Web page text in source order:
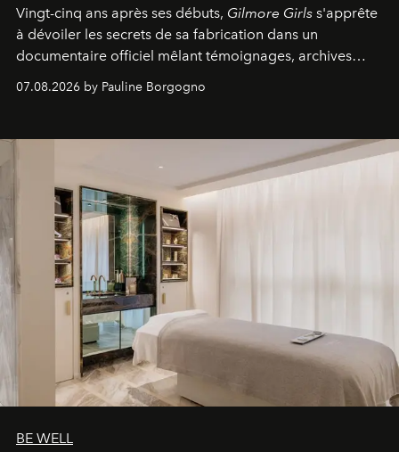
Vingt-cinq ans après ses débuts, Gilmore Girls s'apprête
à dévoiler les secrets de sa fabrication dans un
documentaire officiel mêlant témoignages, archives
générationnel.
07.08.2026 by Pauline Borgogno
BE WELL